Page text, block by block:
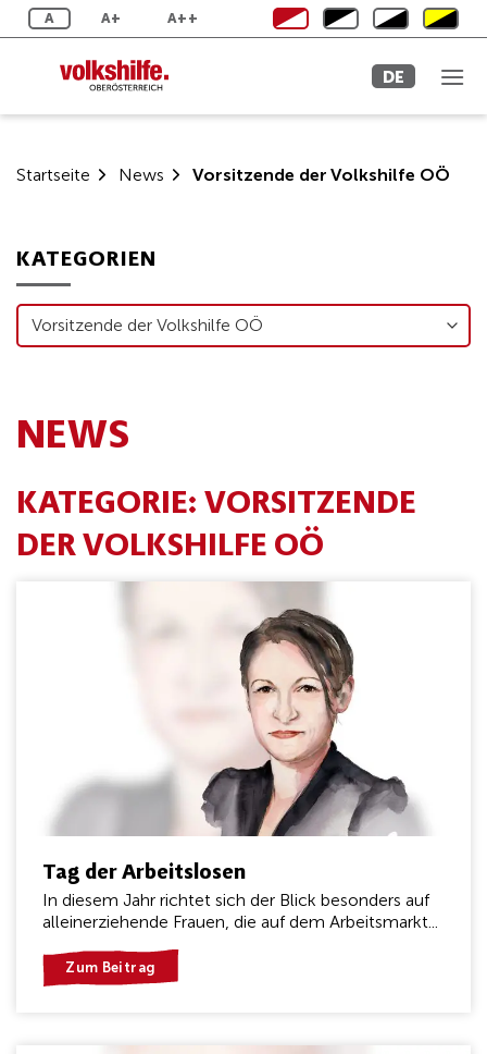
Zum
Inhalt
A A+ A++
DE
Startseite News Vorsitzende der Volkshilfe OÖ
NEWS
KATEGORIE: VORSITZENDE
DER VOLKSHILFE OÖ
Tag der Arbeitslosen
In diesem Jahr richtet sich der Blick besonders auf
alleinerziehende Frauen, die auf dem Arbeitsmarkt...
Zum Beitrag
KATEGORIEN
Kategorien